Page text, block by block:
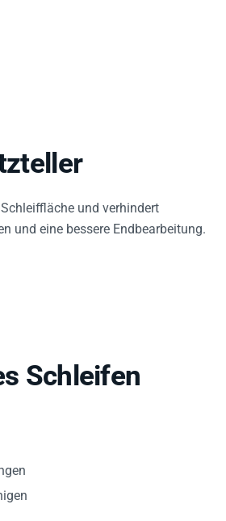
und verhindert
und eine bessere Endbearbeitung.
Schleifen